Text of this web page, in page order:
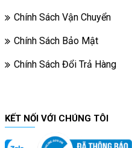
Chính Sách Vận Chuyển
Chính Sách Bảo Mật
Chính Sách Đổi Trả Hàng
KẾT NỐI VỚI CHÚNG TÔI